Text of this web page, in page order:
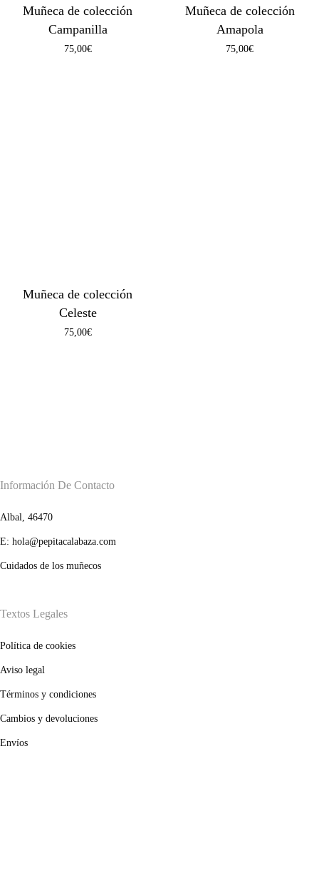
Muñeca de colección
Campanilla
75,00€
Muñeca de colección
Amapola
75,00€
Muñeca de colección
Celeste
75,00€
Información De Contacto
Albal, 46470
E: hola@pepitacalabaza.com
Cuidados de los muñecos
Textos Legales
Política de cookies
Aviso legal
Términos y condiciones
Cambios y devoluciones
Envíos